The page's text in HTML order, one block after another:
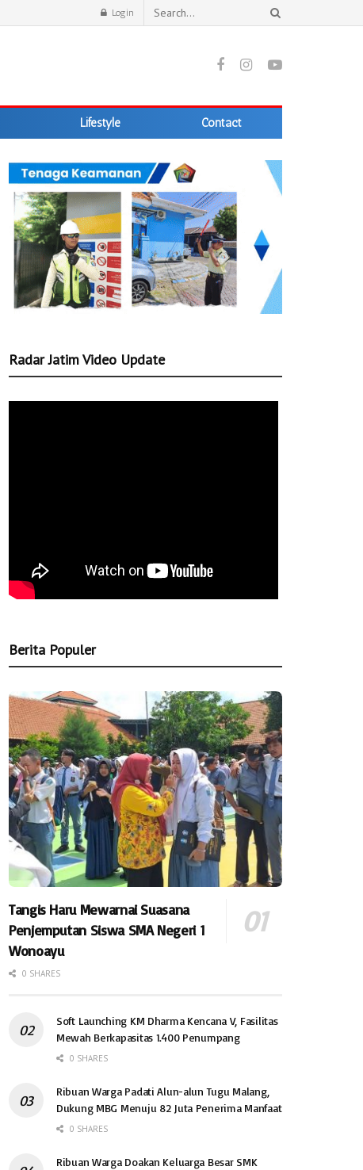
Login
Lifestyle Contact
Radar Jatim Video Update
Berita Populer
Tangis Haru Mewarnai Suasana
Penjemputan Siswa SMA Negeri 1
Wonoayu
0 SHARES
Soft Launching KM Dharma Kencana V, Fasilitas
Mewah Berkapasitas 1.400 Penumpang
0 SHARES
Ribuan Warga Padati Alun-alun Tugu Malang,
Dukung MBG Menuju 82 Juta Penerima Manfaat
0 SHARES
Ribuan Warga Doakan Keluarga Besar SMK